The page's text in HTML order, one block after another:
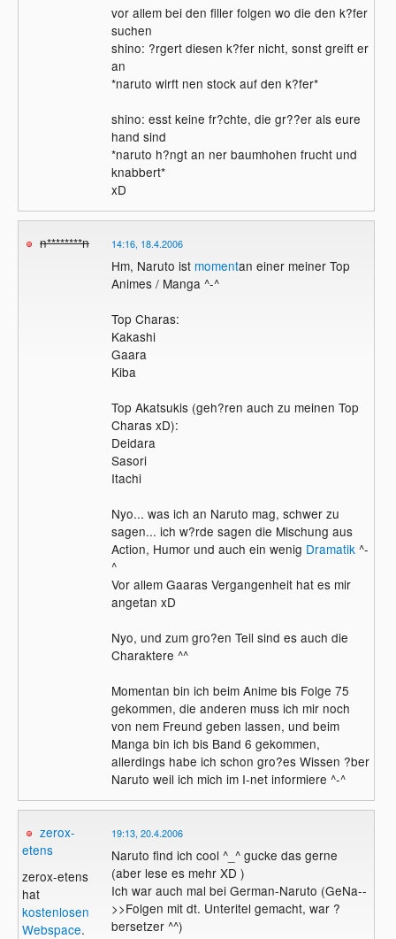
vor allem bei den filler folgen wo die den k?fer
suchen
shino: ?rgert diesen k?fer nicht, sonst greift er
an
*naruto wirft nen stock auf den k?fer*
shino: esst keine fr?chte, die gr??er als eure
hand sind
*naruto h?ngt an ner baumhohen frucht und
knabbert*
xD
n********n 14:16, 18.4.2006
Hm, Naruto ist momentan einer meiner Top
Animes / Manga ^-^
Top Charas:
Kakashi
Gaara
Kiba
Top Akatsukis (geh?ren auch zu meinen Top
Charas xD):
Deidara
Sasori
Itachi
Nyo... was ich an Naruto mag, schwer zu
sagen... ich w?rde sagen die Mischung aus
Action, Humor und auch ein wenig Dramatik^-
^
Vor allem Gaaras Vergangenheit hat es mir
angetan xD
Nyo, und zum gro?en Teil sind es auch die
Charaktere ^^
Momentan bin ich beim Anime bis Folge 75
gekommen, die anderen muss ich mir noch
von nem Freund geben lassen, und beim
Manga bin ich bis Band 6 gekommen,
allerdings habe ich schon gro?es Wissen ?ber
Naruto weil ich mich im I-net informiere ^-^
zerox-
etens
zerox-etens
hat
kostenlosen
Webspace.
19:13, 20.4.2006
Naruto find ich cool ^_^ gucke das gerne
(aber lese es mehr XD )
Ich war auch mal bei German-Naruto (GeNa--
>>Folgen mit dt. Unteritel gemacht, war ?
bersetzer ^^)